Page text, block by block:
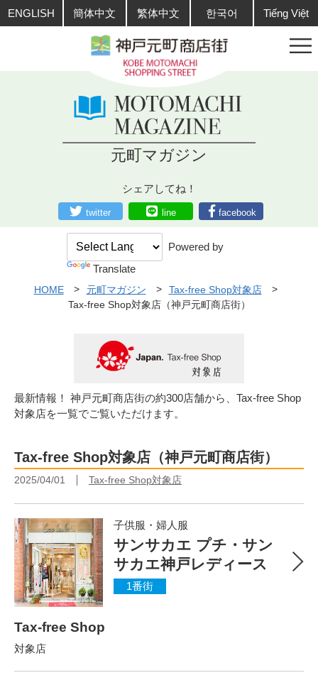
ENGLISH 簡体中文 繁体中文 한국어 Tiếng Việt
元町マガジン
シェアしてね！
twitter line facebook
Powered by
Translate
HOME 元町マガジン
Tax-free Shop対象店
Tax-free Shop対象店（神戸元町商店街）
最新情報！ 神戸元町商店街の約300店舗から、Tax-free Shop
対象店を一覧でご覧いただけます。
Tax-free Shop対象店（神戸元町商店街）
2025/04/01 Tax-free Shop対象店
子供服・婦人服
サンサカエ プチ・サン
サカエ神戸レディース
1番街
Tax-free Shop
対象店